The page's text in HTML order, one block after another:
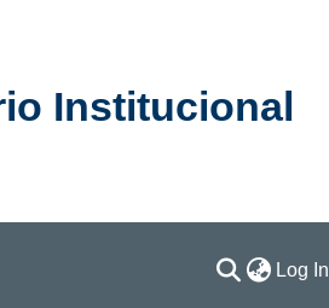
Institucional
Log In